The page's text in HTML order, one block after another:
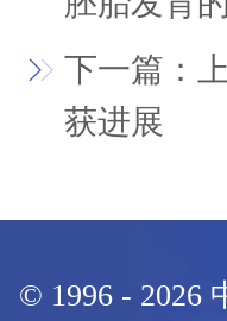
下一篇：
获进展
© 1996 - 2026